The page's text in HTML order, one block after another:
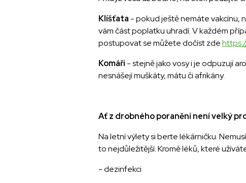
Klíšťata - pokud ještě nemáte vakcínu,
vám část poplatku uhradí. V každém
postupovat se můžete dočíst zde
Komáři - stejně jako vosy i je odpuzují
nesnášejí muškáty, mátu či afrikány.
Ať z drobného poranění není velký
Na letní výlety si berte lékárničku.
to nejdůležitější. Kromě léků, které
- dezinfekci